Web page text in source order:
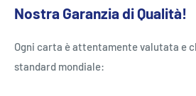
Nostra Garanzia di Qualità!
Ogni carta è attentamente valutata e
standard mondiale: